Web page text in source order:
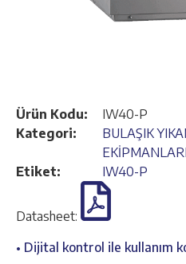
Ürün Kodu:
IW40-P
Kategori:
BULAŞIK
EKİPMANLARI
Etiket:
IW40-P
Datasheet:
• Dijital kontrol ile kullanım